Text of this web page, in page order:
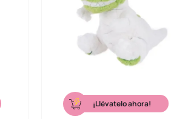
¡Llévatelo ahora!